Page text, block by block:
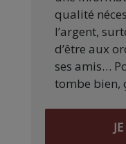
qualité
l’argent,
d’être aux
ses amis…
tombe bien,